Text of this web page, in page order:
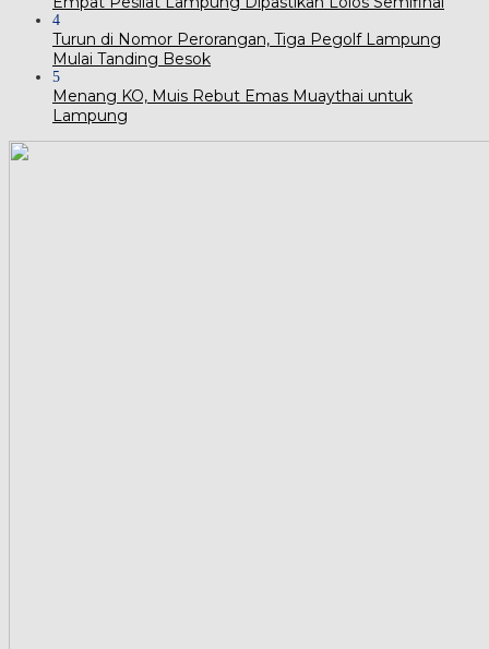
4
Turun di Nomor Perorangan, Tiga Pegolf Lampung
Mulai Tanding Besok
5
Menang KO, Muis Rebut Emas Muaythai untuk
Lampung